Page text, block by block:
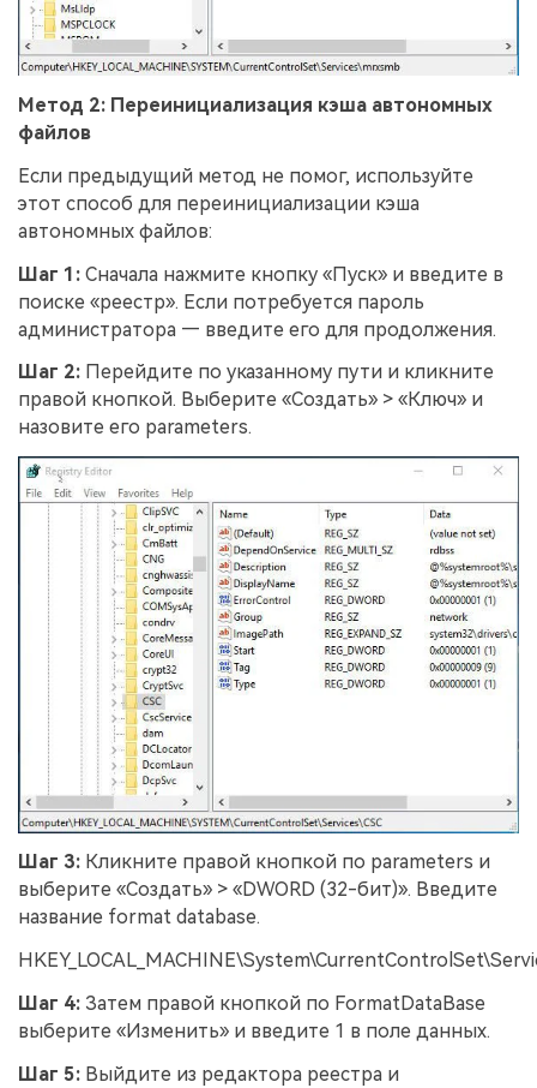
Метод 2: Переинициализация кэша автономных
файлов
Если предыдущий метод не помог, используйте
этот способ для переинициализации кэша
автономных файлов:
Шаг 1: Сначала нажмите кнопку «Пуск» и введите в
поиске «реестр». Если потребуется пароль
администратора — введите его для продолжения.
Шаг 2: Перейдите по указанному пути и кликните
правой кнопкой. Выберите «Создать» > «Ключ» и
назовите его parameters.
Шаг 3: Кликните правой кнопкой по parameters и
выберите «Создать» > «DWORD (32-бит)». Введите
название format database.
Шаг 4: Затем правой кнопкой по FormatDataBase
выберите «Изменить» и введите 1 в поле данных.
Шаг 5: Выйдите из редактора реестра и